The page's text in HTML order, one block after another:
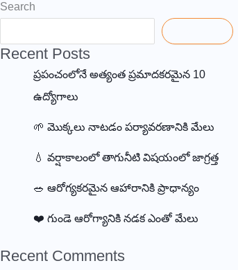
Search
Recent Posts
ప్రపంచంలోనే అత్యంత ప్రమాదకరమైన 10
ఉద్యోగాలు
🌱 మొక్కలు నాటడం పర్యావరణానికి మేలు
💧 వర్షాకాలంలో తాగునీటి విషయంలో జాగ్రత్త
🥗 ఆరోగ్యకరమైన ఆహారానికి ప్రాధాన్యం
❤️ గుండె ఆరోగ్యానికి నడక ఎంతో మేలు
Recent Comments